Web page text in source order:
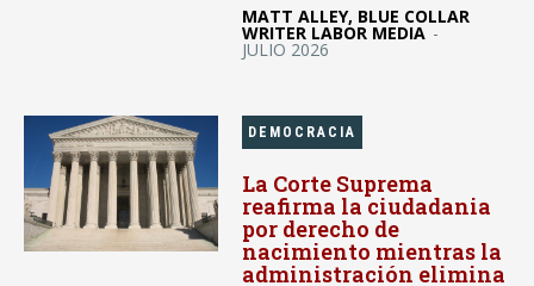
MATT ALLEY, BLUE COLLAR
WRITER LABOR MEDIA -
JULIO 2026
DEMOCRACIA
La Corte Suprema
reafirma la ciudadania
por derecho de
nacimiento mientras la
administración elimina